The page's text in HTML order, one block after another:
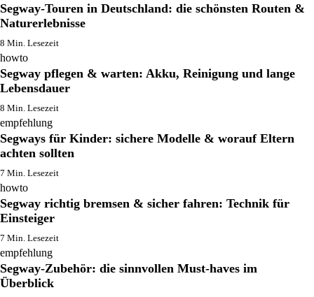
Segway-Touren in Deutschland: die schönsten Routen &
Naturerlebnisse
8 Min. Lesezeit
howto
Segway pflegen & warten: Akku, Reinigung und lange
Lebensdauer
8 Min. Lesezeit
empfehlung
Segways für Kinder: sichere Modelle & worauf Eltern
achten sollten
7 Min. Lesezeit
howto
Segway richtig bremsen & sicher fahren: Technik für
Einsteiger
7 Min. Lesezeit
empfehlung
Segway-Zubehör: die sinnvollen Must-haves im
Überblick